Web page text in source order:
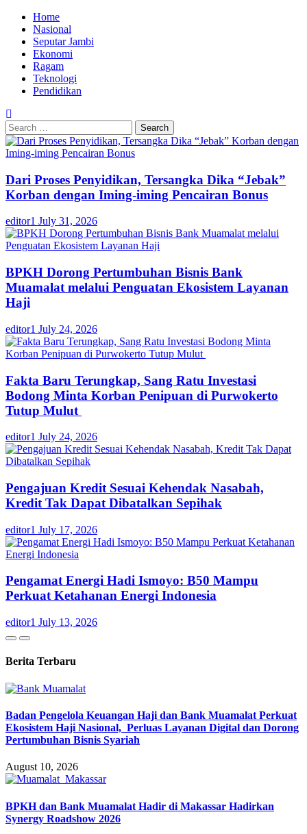
Skip
content
Primary
Menu
Home
Nasional
Seputar Jambi
Ekonomi
Ragam
Teknologi
Pendidikan
Search
for:
Dari Proses Penyidikan, Tersangka Dika “Jebak”
Korban dengan Iming-iming Pencairan Bonus
editor1 July 31, 2026
BPKH Dorong Pertumbuhan Bisnis Bank
Muamalat melalui Penguatan Ekosistem Layanan
Haji
editor1 July 24, 2026
Fakta Baru Terungkap, Sang Ratu Investasi
Bodong Minta Korban Penipuan di Purwokerto
Tutup Mulut
editor1 July 24, 2026
Pengajuan Kredit Sesuai Kehendak Nasabah,
Kredit Tak Dapat Dibatalkan Sepihak
editor1 July 17, 2026
Pengamat Energi Hadi Ismoyo: B50 Mampu
Perkuat Ketahanan Energi Indonesia
editor1 July 13, 2026
Berita Terbaru
Badan Pengelola Keuangan Haji dan Bank Muamalat Perkuat
Ekosistem Haji Nasional, Perluas Layanan Digital dan Dorong
Pertumbuhan Bisnis Syariah
August 10, 2026
BPKH dan Bank Muamalat Hadir di Makassar Hadirkan
Synergy Roadshow 2026